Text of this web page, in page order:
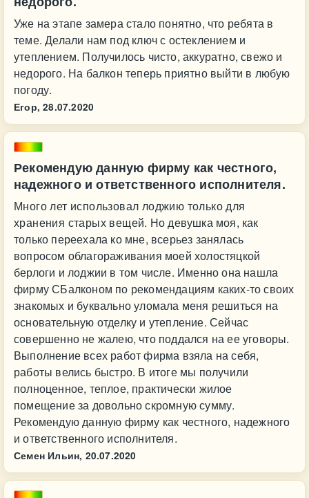
Уже на этапе замера стало понятно, что ребята в
теме. Делали нам под ключ с остеклением и
утеплением. Получилось чисто, аккуратно, свежо и
недорого. На балкон теперь приятно выйти в любую
погоду.
Егор, 28.07.2020
Рекомендую данную фирму как честного,
надежного и ответственного исполнителя.
Много лет использовал лоджию только для
хранения старых вещей. Но девушка моя, как
только переехала ко мне, всерьез занялась
вопросом облагораживания моей холостяцкой
берлоги и лоджии в том числе. Именно она нашла
фирму СБалконом по рекомендациям каких-то своих
знакомых и буквально уломала меня решиться на
основательную отделку и утепление. Сейчас
совершенно не жалею, что поддался на ее уговоры.
Выполнение всех работ фирма взяла на себя,
работы велись быстро. В итоге мы получили
полноценное, теплое, практически жилое
помещение за довольно скромную сумму.
Рекомендую данную фирму как честного, надежного
и ответственного исполнителя.
Семен Ильин, 20.07.2020